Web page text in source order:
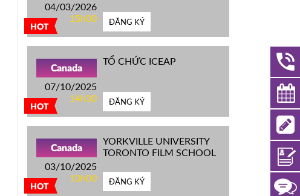
HOT
04/03/2026
15h00
ĐĂNG KÝ
HOT
Canada
07/10/2025
14h30
TỔ CHỨC ICEAP
ĐĂNG KÝ
HOT
Canada
03/10/2025
10h00
YORKVILLE UNIVERSITY
TORONTO FILM SCHOOL
ĐĂNG KÝ